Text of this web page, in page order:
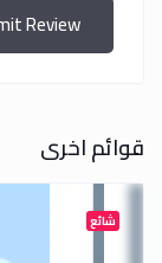
Review
قوائم اخرى
شائع